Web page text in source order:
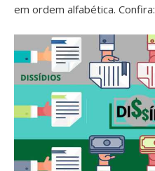
em ordem alfabética. Confira: